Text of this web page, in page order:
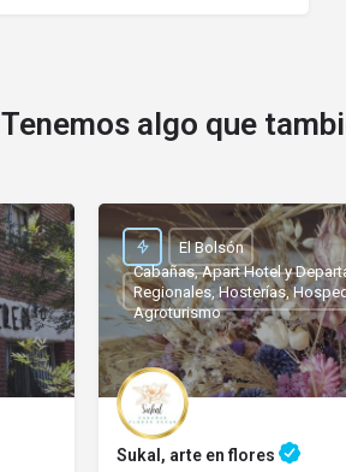
Tenemos algo que
Sukal, arte en flores
El Bolsón
Cabañas, Apart Hotel y
Regionales, Hosterías,
Agroturismo